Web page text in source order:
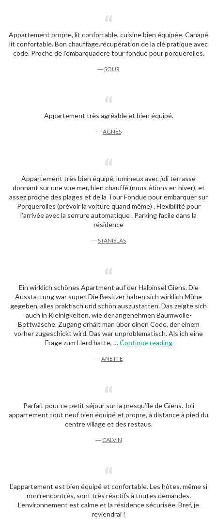
Appartement propre, lit confortable, cuisine bien équipée. Canapé
lit confortable. Bon chauffage.récupération de la clé pratique avec
code. Proche de l’embarquadere tour fondue pour porquerolles.
―SOUR
Appartement très agréable et bien équipé.
―AGNÈS
Appartement très bien équipé, lumineux avec joli terrasse
donnant sur une vue mer, bien chauffé (nous étions en hiver), et
assez proche des plages et de la Tour Fondue pour embarquer sur
Porquerolles (prévoir la voiture quand même) . Flexibilité pour
l’arrivée avec la serrure automatique . Parking facile dans la
résidence
―STANISLAS
Ein wirklich schönes Apartment auf der Halbinsel Giens. Die
Ausstattung war super. Die Besitzer haben sich wirklich Mühe
gegeben, alles praktisch und schön auszustatten. Das zeigte sich
auch in Kleinigkeiten, wie der angenehmen Baumwolle-
Bettwäsche. Zugang erhält man über einen Code, der einem
vorher zugeschickt wird. Das war unproblematisch. Als ich eine
Frage zum Herd hatte, …Continue reading« Anette »
―ANETTE
Parfait pour ce petit séjour sur la presqu’ile de Giens. Joli
appartement tout neuf bien équipé et propre, à distance à pied du
centre village et des restaus.
― CALVIN
L’appartement est bien équipé et confortable. Les hôtes, même si
non rencontrés, sont très réactifs à toutes demandes.
L’environnement est calme et la résidence sécurisée. Bref, je
reviendrai !